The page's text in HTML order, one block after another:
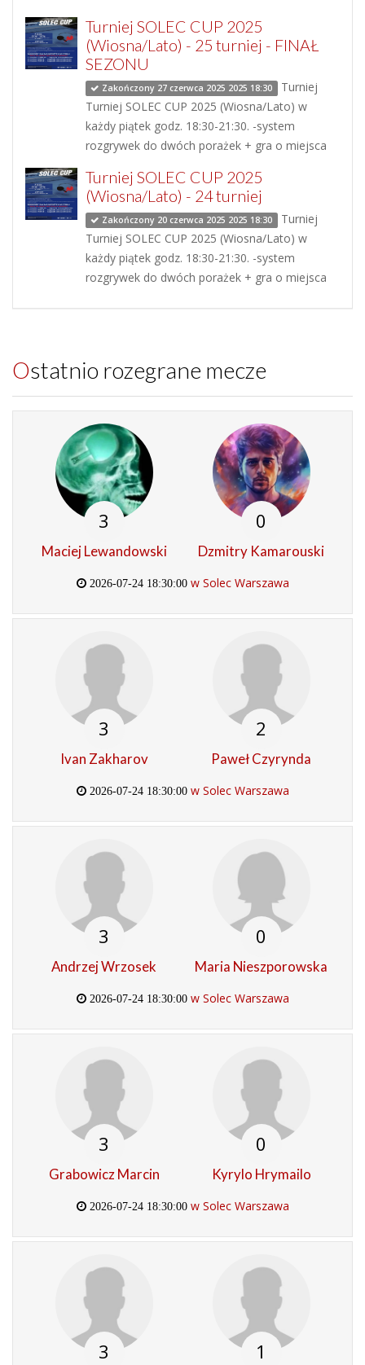
Turniej SOLEC CUP 2025
(Wiosna/Lato) - 25 turniej - FINAŁ
SEZONU
Zakończony 27 czerwca 2025 2025 18:30 Turniej
Turniej SOLEC CUP 2025 (Wiosna/Lato) w
każdy piątek godz. 18:30-21:30. -system
rozgrywek do dwóch porażek + gra o miejsca
Turniej SOLEC CUP 2025
(Wiosna/Lato) - 24 turniej
Zakończony 20 czerwca 2025 2025 18:30 Turniej
Turniej SOLEC CUP 2025 (Wiosna/Lato) w
każdy piątek godz. 18:30-21:30. -system
rozgrywek do dwóch porażek + gra o miejsca
Ostatnio rozegrane mecze
3
Maciej Lewandowski
0
Dzmitry Kamarouski
2026-07-24 18:30:00w Solec Warszawa
3
Ivan Zakharov
2
Paweł Czyrynda
2026-07-24 18:30:00w Solec Warszawa
3
Andrzej Wrzosek
0
Maria Nieszporowska
2026-07-24 18:30:00w Solec Warszawa
3
Grabowicz Marcin
0
Kyrylo Hrymailo
2026-07-24 18:30:00w Solec Warszawa
3 1